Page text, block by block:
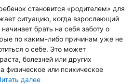
становится «родителем» для
ситуацию, когда взрослеющий
брать на себя заботу о
по каким-либо причинам уже не
о себе. Это может
болезней или других
физическое или психическое
далее